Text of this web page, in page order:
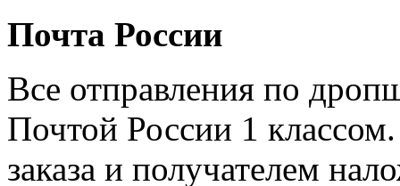
Почта России
Все отправления по
Почтой России 1
заказа и получателем